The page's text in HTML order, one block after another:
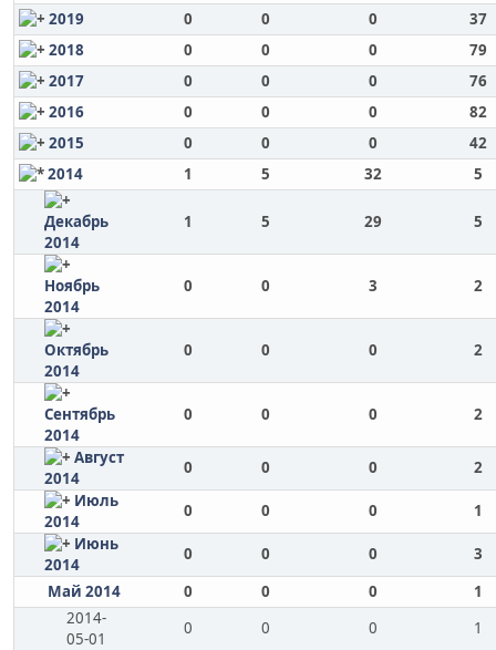
2019 0 0 0
37
2018
0 0 0
79
2017
0 0 0
76
2016
0 0 0
82
2015
0 0 0
42
2014
1 5 32 5
Декабрь
2014
1 5 29 5
Ноябрь
2014
0 0 3 2
Октябрь
2014
0 0 0 2
Сентябрь
2014
0 0 0 2
Август
2014
0 0 0
2
Июль
2014
0 0 0
1
Июнь
2014
0 0 0
3
Май 2014
0 0 0
1
2014-
05-01
0 0 0
1